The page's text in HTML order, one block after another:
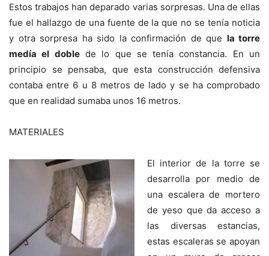
Estos trabajos han deparado varias sorpresas. Una de ellas
fue el hallazgo de una fuente de la que no se tenía noticia
y otra sorpresa ha sido la confirmación de que la torre
medía el doblede lo que se tenía constancia. En un
principio se pensaba, que esta construcción defensiva
contaba entre 6 u 8 metros de lado y se ha comprobado
que en realidad sumaba unos 16 metros.
MATERIALES
El interior de la torre se
desarrolla por medio de
una escalera de mortero
de yeso que da acceso a
las diversas estancias,
estas escaleras se apoyan